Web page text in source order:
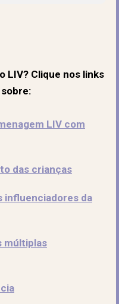
LIV? Clique nos links
LIV com
das crianças
influenciadores da
múltiplas